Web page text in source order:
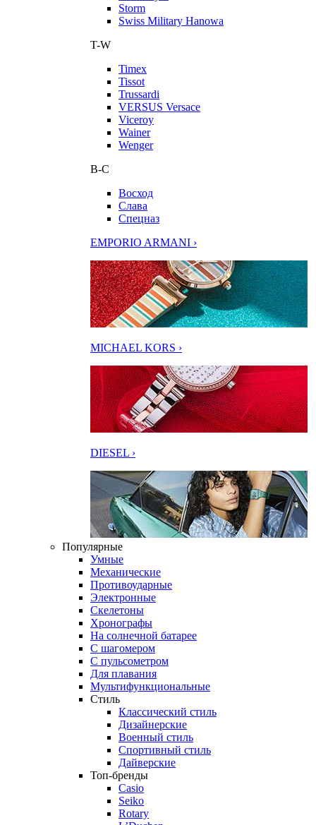
Storm
Swiss Military Hanowa
T-W
Timex
Tissot
Trussardi
VERSUS Versace
Viceroy
Wainer
Wenger
В-С
Восход
Слава
Спецназ
EMPORIO ARMANI ›
MICHAEL KORS ›
DIESEL ›
Популярные
Умные
Механические
Противоударные
Электронные
Скелетоны
Хронографы
На солнечной батарее
С шагомером
С пульсометром
Для плавания
Мультифункциональные
Стиль
Классический стиль
Дизайнерские
Военный стиль
Спортивный стиль
Дайверские
Топ-бренды
Casio
Seiko
Rotary